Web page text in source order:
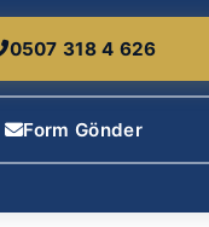
0507 318 4 626
Form Gönder